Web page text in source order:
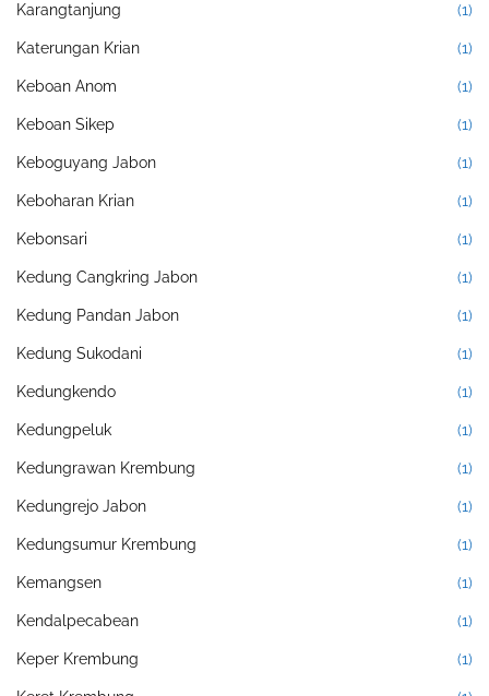
Karangtanjung (1)
Katerungan Krian (1)
Keboan Anom (1)
Keboan Sikep (1)
Keboguyang Jabon (1)
Keboharan Krian (1)
Kebonsari (1)
Kedung Cangkring Jabon (1)
Kedung Pandan Jabon (1)
Kedung Sukodani (1)
Kedungkendo (1)
Kedungpeluk (1)
Kedungrawan Krembung (1)
Kedungrejo Jabon (1)
Kedungsumur Krembung (1)
Kemangsen (1)
Kendalpecabean (1)
Keper Krembung (1)